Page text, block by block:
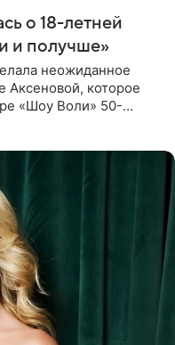
о 18-летней
и получше»
неожиданное
Аксеновой, которое
«Шоу Воли» 50-